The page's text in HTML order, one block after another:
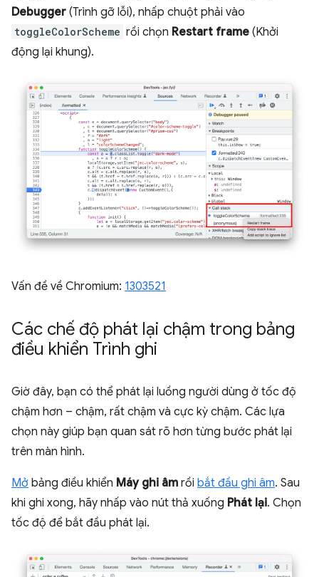
Debugger (Trình gỡ lỗi), nhấp chuột phải vào
toggleColorScheme rồi chọn Restart frame (Khởi
động lại khung).
Vấn đề về Chromium: 1303521
Các chế độ phát lại chậm trong bảng
điều khiển Trình ghi
Giờ đây, bạn có thể phát lại luồng người dùng ở tốc độ
chậm hơn – chậm, rất chậm và cực kỳ chậm. Các lựa
chọn này giúp bạn quan sát rõ hơn từng bước phát lại
trên màn hình.
Mở bảng điều khiển Máy ghi âm rồi bắt đầu ghi âm. Sau
khi ghi xong, hãy nhấp vào nút thả xuống Phát lại. Chọn
tốc độ để bắt đầu phát lại.